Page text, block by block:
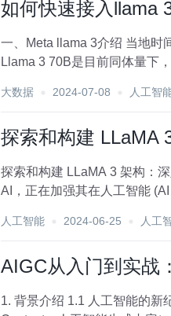
如何快速接入llama
一、Meta llama 3介绍 当地时间4月18日，Meta 发布两款开源Llama 3 8B与Llama 3 70B模型。 按照Meta的说法，Llama 3 8B和
大数据 2024-07-08 人工智
探索和构建 LLaMA
探索和构建 LLaMA 3 架构：深入探讨组件、编码和推理
人工智能 2024-06-25 人工
AIGC从入门到实战
1. 背景介绍 1.1 人工智能的新纪元：AIGC 的崛起 近年来，人工智能（AI）领域经历了前所未有的发展，其中 AIGC（AI Generated